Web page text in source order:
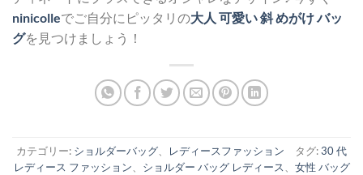
ninicolleでご自分にピッタリの大人 可愛い 斜 めがけ バッ
グを見つけましょう！
カテゴリー: ショルダーバッグ レディースファッション タグ:30 代
レディース ファッション
ショルダー バッグ レディース
女性 バッグ